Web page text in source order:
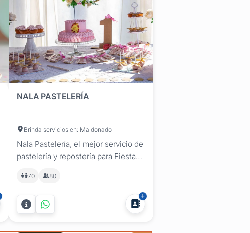
NALA PASTELERÍA
Brinda servicios en: Maldonado
Nala Pastelería, el mejor servicio de
pastelería y repostería para Fiestas
Pastelería realizamos un completo
servicio de tortas infantiles,
variedad postres, galletitas y mesas
dulces temáticas de alta calidad
70 80